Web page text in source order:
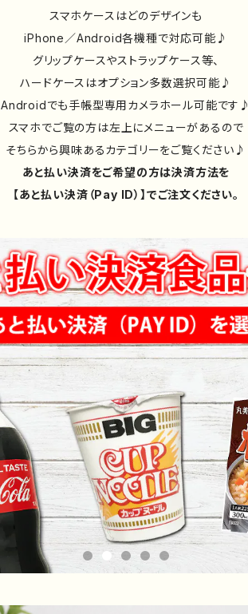
スマホケースはどのデザインも
iPhone／Android各機種で対応可能♪
グリップケースやストラップケース等、
ハードケースはオプション多数選択可能♪
Androidでも手帳型専用カメラホール可能です♪
スマホでご覧の方は左上にメニューがあるので
そちらから興味あるカテゴリーをご覧ください♪
あと払い決済をご希望の方は決済方法を
【あと払い決済（Pay ID）】でご注文ください。